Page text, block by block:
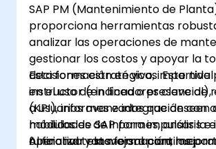
SAP PM (Mantenimiento de
proporciona herramientas
analizar las operaciones de
gestionar los costos y apoyar la
decisiones estratégicas. Este
en el uso de indicadores clave de
(KPI), informes e integración con
módulos de SAP para impulsar la
operativa y la mejora continua.
Esta formación en vivo, impartida
instructor (en línea o presencial),
a usuarios avanzados que
habilidades de informes, análisis
funcional transversal para
Al finalizar esta formación, los